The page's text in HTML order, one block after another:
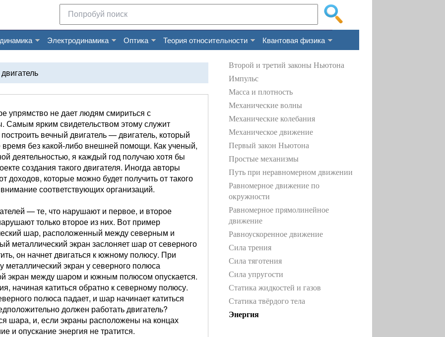
Электродинамика Оптика Теория относительности Квантовая физика
упрямство не дает людям смириться с
Самым ярким свидетельством этому служит
вечный двигатель — двигатель, который
время без какой-либо внешней помощи. Как ученый,
деятельностью, я каждый год получаю хотя бы
создания такого двигателя. Иногда авторы
доходов, которые можно будет получить от такого
соответствующих организаций.
— те, что нарушают и первое, и второе
только второе из них. Вот пример
шар, расположенный между северным и
экран заслоняет шар от северного
он начнет двигаться к южному полюсу. При
экран у северного полюса
экран между шаром и южным полюсом опускается.
начиная катиться обратно к северному полюсу.
полюса падает, и шар начинает катиться
должен работать двигатель?
шара, и, если экраны расположены на концах
и опускание энергия не тратится.
Второй и третий законы Ньютона
Импульс
Масса и плотность
Механические волны
Механические колебания
Механическое движение
Первый закон Ньютона
Простые механизмы
Путь при неравномерном движении
Равномерное движение по
окружности
Равномерное прямолинейное
движение
Равноускоренное движение
Сила трения
Сила тяготения
Сила упругости
Статика жидкостей и газов
Статика твёрдого тела
Энергия